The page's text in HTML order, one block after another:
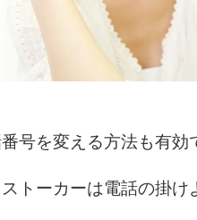
号を変える方法も有効
トーカーは電話の掛け